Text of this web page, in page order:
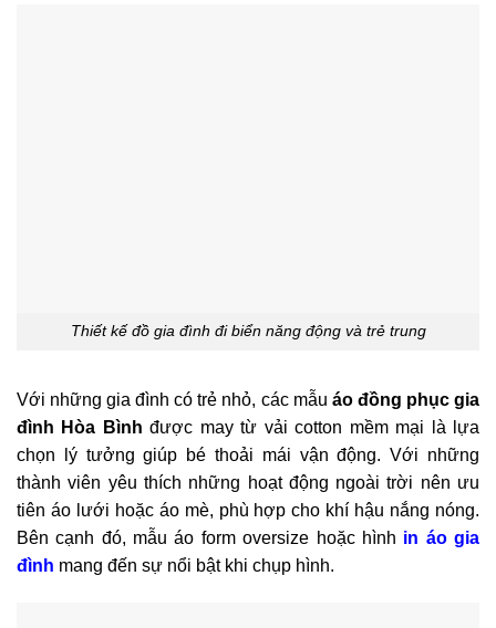
Thiết kế đồ gia đình đi biển năng động và trẻ trung
Với những gia đình có trẻ nhỏ, các mẫu áo đồng phục gia
đình Hòa Bình được may từ vải cotton mềm mại là lựa
chọn lý tưởng giúp bé thoải mái vận động. Với những
thành viên yêu thích những hoạt động ngoài trời nên ưu
tiên áo lưới hoặc áo mè, phù hợp cho khí hậu nắng nóng.
Bên cạnh đó, mẫu áo form oversize hoặc hình in áo gia
đình mang đến sự nổi bật khi chụp hình.